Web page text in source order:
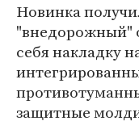
Новинка
"внедорожный"
себя накладку
защитные